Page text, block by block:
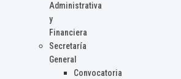
Administrativa
y
Financiera
Secretaría
General
Convocatoria